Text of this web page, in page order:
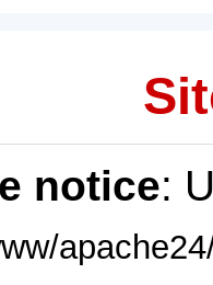
notice: